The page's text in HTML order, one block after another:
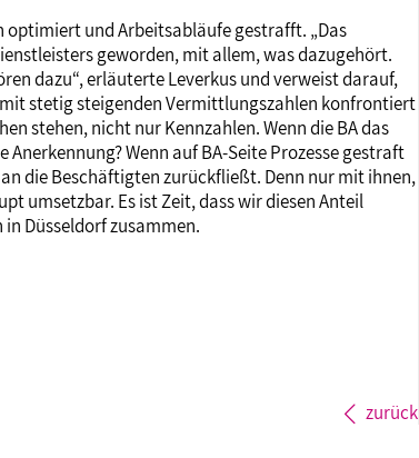
optimiert und Arbeitsabläufe gestrafft. „Das
geworden, mit allem, was dazugehört.
dazu“, erläuterte Leverkus und verweist darauf,
stetig steigenden Vermittlungszahlen konfrontiert
stehen, nicht nur Kennzahlen. Wenn die BA das
Wenn auf BA-Seite Prozesse gestraft
die Beschäftigten zurückfließt. Denn nur mit ihnen,
umsetzbar. Es ist Zeit, dass wir diesen Anteil
Düsseldorf zusammen.
zurück